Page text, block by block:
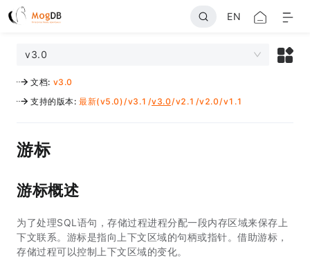
EN
v3.0
文档: v3.0
支持的版本: 最新(v5.0)/v3.1 /v3.0/v2.1 /v2.0/v1.1
游标
游标概述
为了处理SQL语句，存储过程进程分配一段内存区域来保存上
下文联系。游标是指向上下文区域的句柄或指针。借助游标，
存储过程可以控制上下文区域的变化。